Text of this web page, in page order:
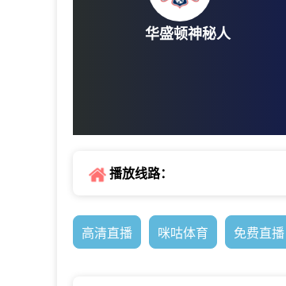
华盛顿神秘人
播放线路：
高清直播 咪咕体育 免费直播